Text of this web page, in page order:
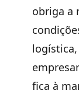
obriga a
fica à